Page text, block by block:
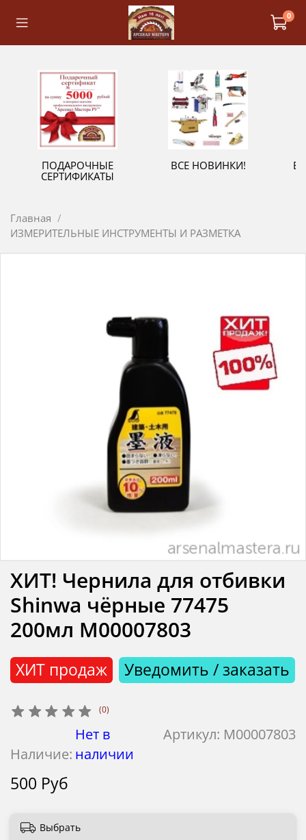
0
ПОДАРОЧНЫЕ
СЕРТИФИКАТЫ
ВСЕ НОВИНКИ!
Главная
ИЗМЕРИТЕЛЬНЫЕ ИНСТРУМЕНТЫ И РАЗМЕТКА
(0)
Артикул: М00007803
Наличие:
Нет в
наличии
ХИТ продаж Уведомить / заказать
ХИТ! Чернила для отбивки
Shinwa чёрные 77475
200мл М00007803
500 Руб
Выбрать